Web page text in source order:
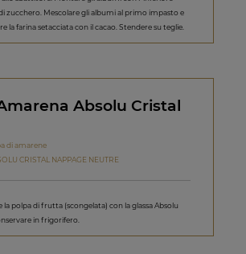
zucchero. Mescolare gli albumi al primo impasto e
la farina setacciata con il cacao. Stendere su teglie.
Absolu Cristal
di amarene
CRISTAL NAPPAGE NEUTRE
la polpa di frutta (scongelata) con la glassa Absolu
in frigorifero.